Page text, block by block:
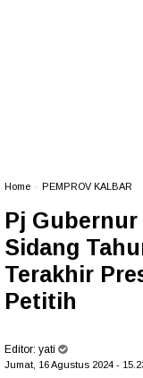
Home PEMPROV KALBAR
Pj
Sidang
Terakhir
Petitih
Editor: yati
Jumat, 16 Agustus 2024 -